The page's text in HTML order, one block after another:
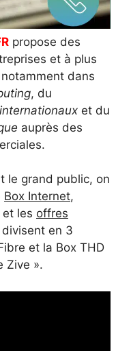
propose des
et à plus
dans
, du
et du
auprès des
le grand public, on
Box Internet,
les offres
divisent en 3
et la Box THD
Zive ».